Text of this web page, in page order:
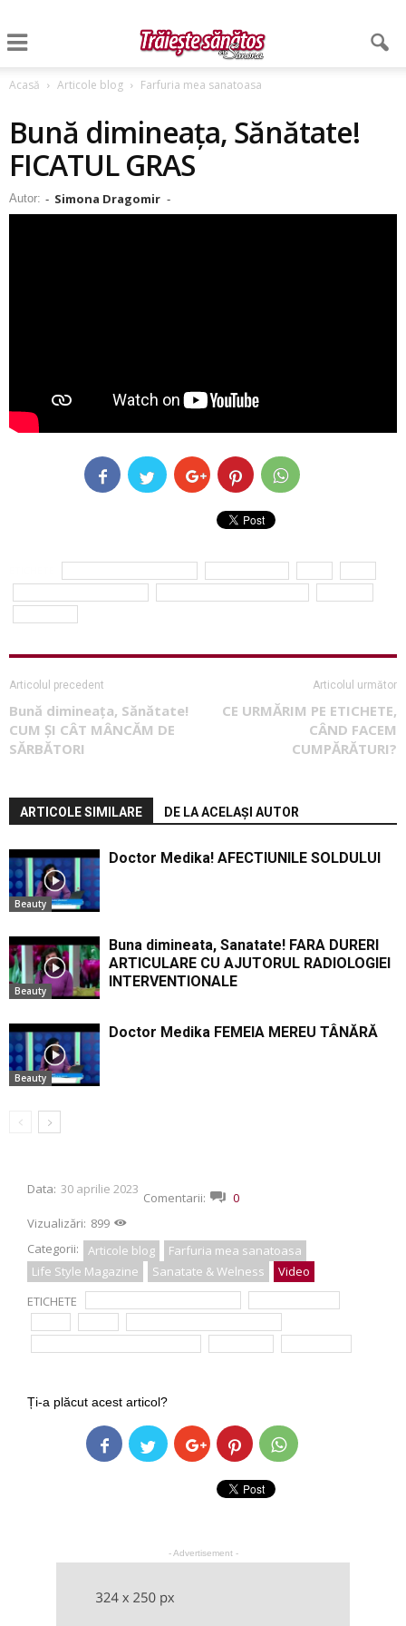
Acasă Articole blog Farfuria mea sanatoasa
Bună dimineața, Sănătate!
FICATUL GRAS
Autor: - Simona Dragomir -
Articolul precedent
Bună dimineața, Sănătate!
CUM ȘI CÂT MÂNCĂM DE
SĂRBĂTORI
Articolul următor
CE URMĂRIM PE ETICHETE,
CÂND FACEM
CUMPĂRĂTURI?
ARTICOLE SIMILARE DE LA ACELAȘI AUTOR
Beauty
Doctor Medika! AFECTIUNILE SOLDULUI
Beauty
Buna dimineata, Sanatate! FARA DURERI
ARTICULARE CU AJUTORUL RADIOLOGIEI
INTERVENTIONALE
Beauty
Doctor Medika FEMEIA MEREU TÂNĂRĂ
Data: 30 aprilie 2023
Comentarii:
0
Vizualizări: 899
Categorii:
Articole blog
Farfuria mea sanatoasa
Life Style Magazine
Sanatate & Welness
Video
ETICHETE
Ți-a plăcut acest articol?
- Advertisement -